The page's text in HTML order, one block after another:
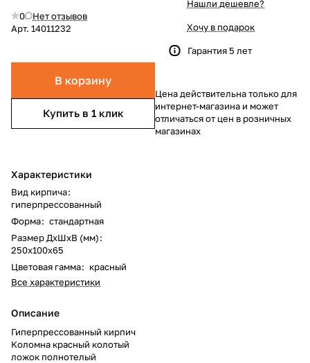
0
Нет отзывов
Арт. 14011232
В корзину
Купить в 1 клик
Характеристики
Вид кирпича:
гиперпрессованный
Форма: стандартная
Размер ДхШхВ (мм):
250x100x65
Цветовая гамма: красный
Все характеристики
Описание
Гиперпрессованный кирпич
Коломна красный колотый
ложок полнотелый
Нашли дешевле?
Хочу в подарок
Гарантия 5 лет
Цена действительна только для
интернет-магазина и может
отличаться от цен в розничных
магазинах